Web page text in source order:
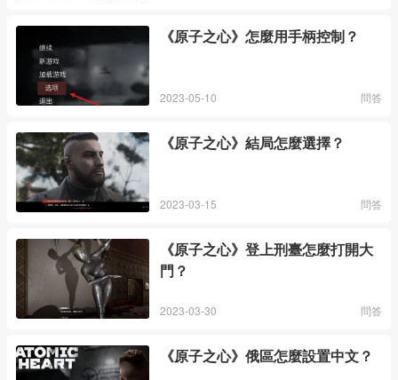
《原子之心》怎麼用手柄控制？
2023-05-10 問答
《原子之心》結局怎麼選擇？
2023-03-15 問答
《原子之心》登上刑臺怎麼打開大
門？
2023-03-30 問答
《原子之心》俄區怎麼設置中文？